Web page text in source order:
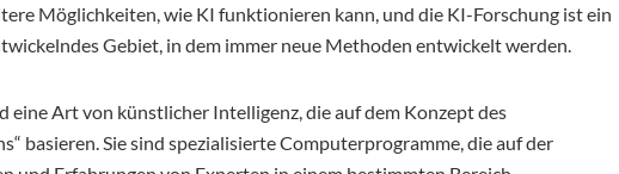
Möglichkeiten, wie KI funktionieren kann, und die KI-Forschung ist ein
Gebiet, in dem immer neue Methoden entwickelt werden.
eine Art von künstlicher Intelligenz, die auf dem Konzept des
basieren. Sie sind spezialisierte Computerprogramme, die auf der